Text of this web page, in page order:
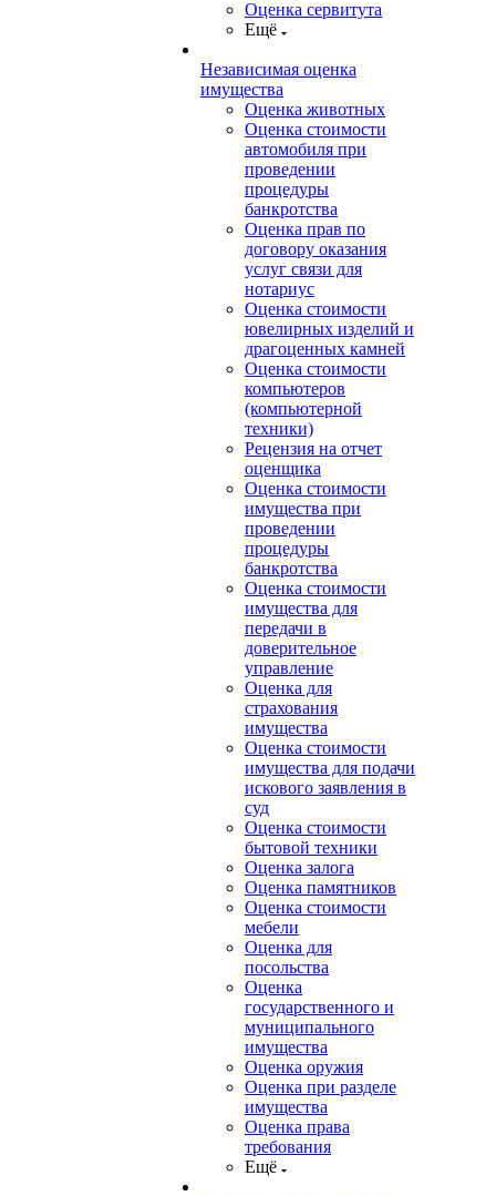
Оценка сервитута
Ещё
Независимая оценка
имущества
Оценка животных
Оценка стоимости
автомобиля при
проведении
процедуры
банкротства
Оценка прав по
договору оказания
услуг связи для
нотариус
Оценка стоимости
ювелирных изделий и
драгоценных камней
Оценка стоимости
компьютеров
(компьютерной
техники)
Рецензия на отчет
оценщика
Оценка стоимости
имущества при
проведении
процедуры
банкротства
Оценка стоимости
имущества для
передачи в
доверительное
управление
Оценка для
страхования
имущества
Оценка стоимости
имущества для подачи
искового заявления в
суд
Оценка стоимости
бытовой техники
Оценка залога
Оценка памятников
Оценка стоимости
мебели
Оценка для
посольства
Оценка
государственного и
муниципального
имущества
Оценка оружия
Оценка при разделе
имущества
Оценка права
требования
Ещё